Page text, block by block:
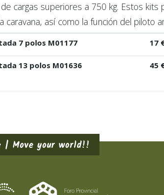
cargas superiores a 750 kg. Estos kits
caravana, así como la función del piloto
7 polos M01177 17
13 polos M01636 45
| Move your world!!